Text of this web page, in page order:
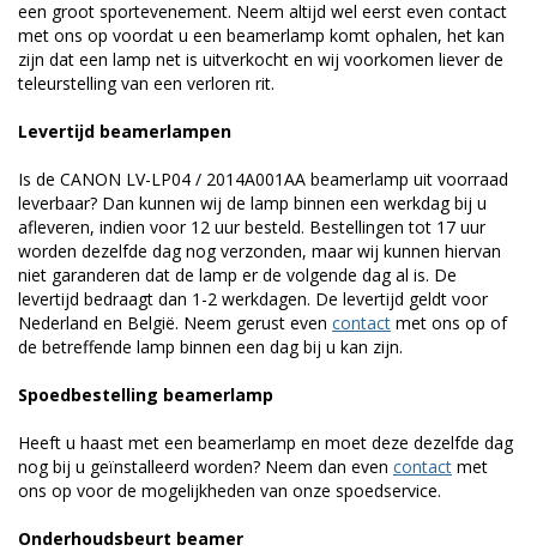
een groot sportevenement. Neem altijd wel eerst even contact
met ons op voordat u een beamerlamp komt ophalen, het kan
zijn dat een lamp net is uitverkocht en wij voorkomen liever de
teleurstelling van een verloren rit.
Levertijd beamerlampen
Is de CANON LV-LP04 / 2014A001AA beamerlamp uit voorraad
leverbaar? Dan kunnen wij de lamp binnen een werkdag bij u
afleveren, indien voor 12 uur besteld. Bestellingen tot 17 uur
worden dezelfde dag nog verzonden, maar wij kunnen hiervan
niet garanderen dat de lamp er de volgende dag al is. De
levertijd bedraagt dan 1-2 werkdagen. De levertijd geldt voor
Nederland en België. Neem gerust even contact met ons op of
de betreffende lamp binnen een dag bij u kan zijn.
Spoedbestelling beamerlamp
Heeft u haast met een beamerlamp en moet deze dezelfde dag
nog bij u geïnstalleerd worden? Neem dan even contact met
ons op voor de mogelijkheden van onze spoedservice.
Onderhoudsbeurt beamer